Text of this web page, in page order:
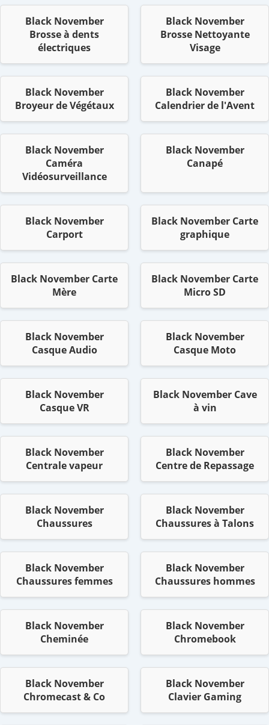
Black November
Brosse à dents
électriques
Black November
Brosse Nettoyante
Visage
Black November
Broyeur de Végétaux
Black November
Calendrier de l'Avent
Black November
Caméra
Vidéosurveillance
Black November
Canapé
Black November
Carport
Black November Carte
graphique
Black November Carte
Mère
Black November Carte
Micro SD
Black November
Casque Audio
Black November
Casque Moto
Black November
Casque VR
Black November Cave
à vin
Black November
Centrale vapeur
Black November
Centre de Repassage
Black November
Chaussures
Black November
Chaussures à Talons
Black November
Chaussures femmes
Black November
Chaussures hommes
Black November
Cheminée
Black November
Chromebook
Black November
Chromecast & Co
Black November
Clavier Gaming